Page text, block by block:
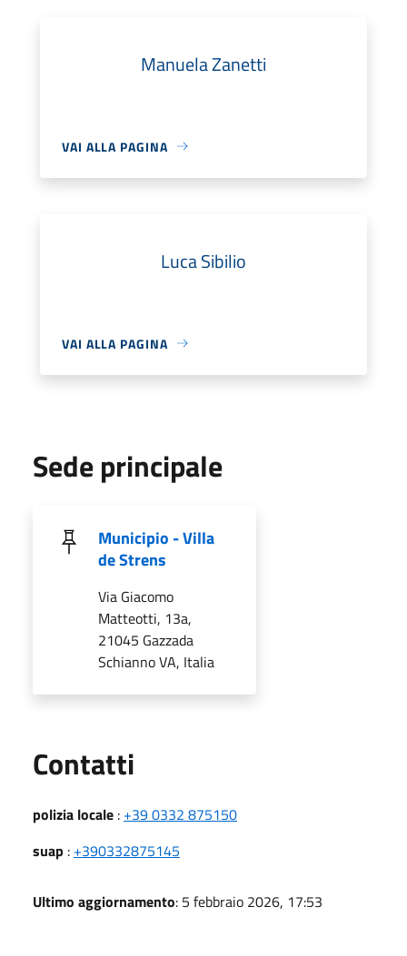
Manuela Zanetti
VAI ALLA PAGINA
Luca Sibilio
VAI ALLA PAGINA
Sede principale
Municipio - Villa
de Strens
Via Giacomo
Matteotti, 13a,
21045 Gazzada
Schianno VA, Italia
Contatti
polizia locale : +39 0332 875150
suap : +390332875145
Ultimo aggiornamento: 5 febbraio 2026, 17:53